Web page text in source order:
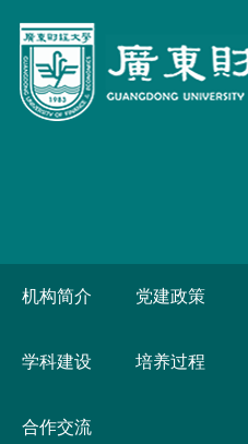
机构简介 党建政策
学科建设 培养过程
合作交流